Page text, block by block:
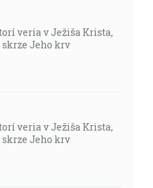
veria v Ježiša Krista,
Jeho krv
veria v Ježiša Krista,
Jeho krv